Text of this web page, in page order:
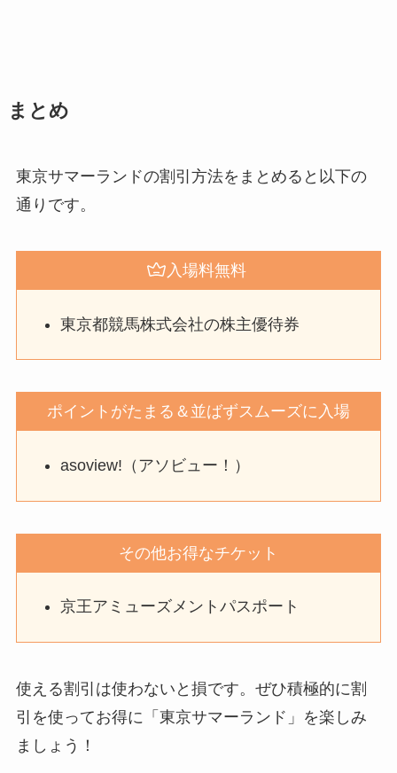
まとめ
東京サマーランドの割引方法をまとめると以下の
通りです。
入場料無料
東京都競馬株式会社の株主優待券
ポイントがたまる＆並ばずスムーズに入場
asoview!（アソビュー！）
その他お得なチケット
京王アミューズメントパスポート
使える割引は使わないと損です。ぜひ積極的に割
引を使ってお得に「東京サマーランド」を楽しみ
ましょう！